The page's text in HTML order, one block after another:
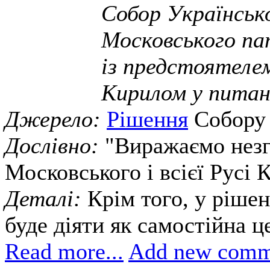
Собор
Московського
із
Кирилом у
Джерело: Рішення
Дослівно: "Виражаємо
Московського і всієї
Деталі: Крім того, у
буде діяти як самостійна
Read more... Add new